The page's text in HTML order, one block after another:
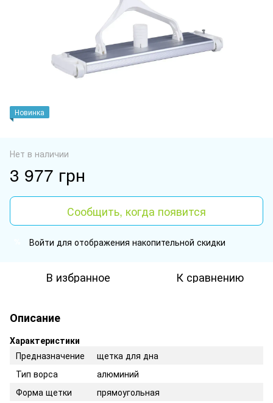
Новинка
Нет в наличии
3 977 грн
Сообщить, когда появится
Войти для отображения накопительной скидки
В избранное К сравнению
Описание
Характеристики
Предназначение
щетка для дна
Тип ворса
алюминий
Форма щетки
прямоугольная